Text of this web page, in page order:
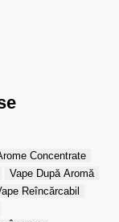
Concentrate
Vape După Aromă
Reîncărcabil